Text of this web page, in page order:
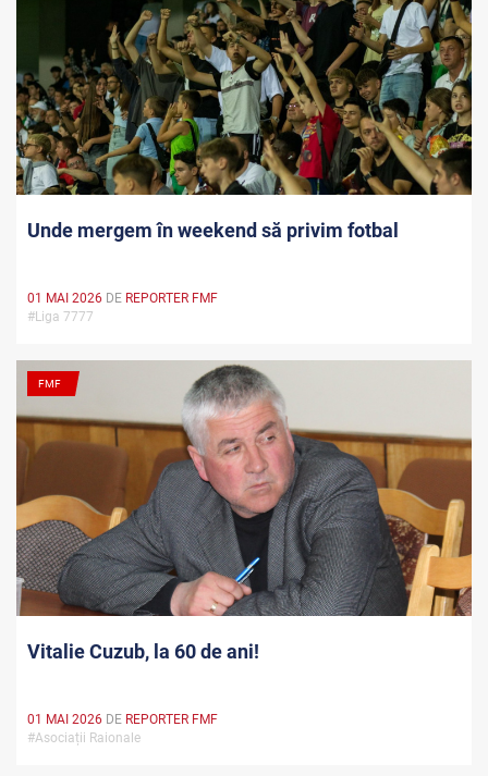
Unde mergem în weekend să privim fotbal
01 MAI 2026 DE REPORTER FMF
#Liga 7777
FMF
Vitalie Cuzub, la 60 de ani!
01 MAI 2026 DE REPORTER FMF
#Asociații Raionale